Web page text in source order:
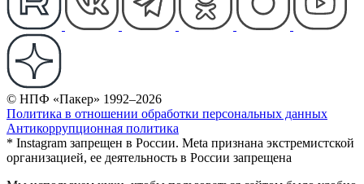
© НПФ «Пакер» 1992–2026
Политика в отношении обработки персональных данных
Антикоррупционная политика
* Instagram запрещен в России. Meta признана экстремистской
организацией, ее деятельность в России запрещена